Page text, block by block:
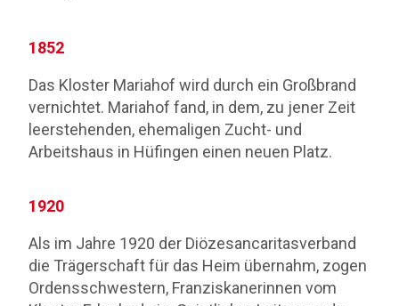
1852
Das Kloster Mariahof wird durch ein Großbrand
vernichtet. Mariahof fand, in dem, zu jener Zeit
leerstehenden, ehemaligen Zucht- und
Arbeitshaus in Hüfingen einen neuen Platz.
1920
Als im Jahre 1920 der Diözesancaritasverband
die Trägerschaft für das Heim übernahm, zogen
Ordensschwestern, Franziskanerinnen vom